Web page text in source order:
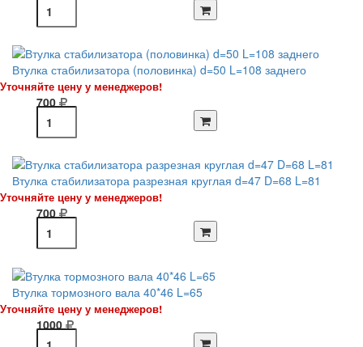
Втулка стабилизатора (половинка) d=50 L=108 заднего
Уточняйте цену у менеджеров!
700
Втулка стабилизатора разрезная круглая d=47 D=68 L=81
Уточняйте цену у менеджеров!
700
Втулка тормозного вала 40*46 L=65
Уточняйте цену у менеджеров!
1000